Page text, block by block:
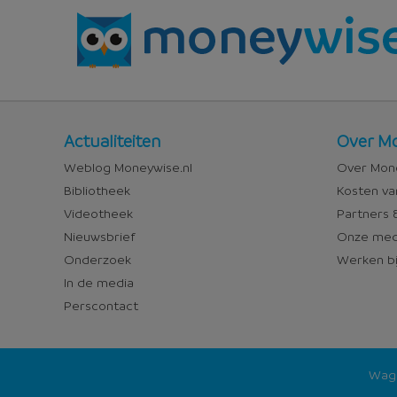
Nieuws
en
media
Actualiteiten
Weblog Moneywise.nl
Bibliotheek
Videotheek
Nieuwsbrief
Onderzoek
In de media
Perscontact
Over
Over
Over
Kosten
Partners
Onze
Werken